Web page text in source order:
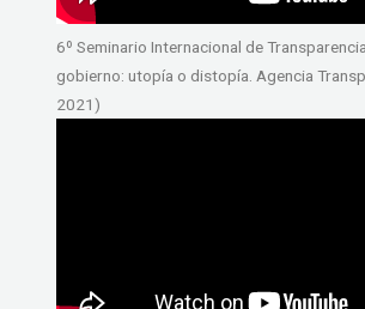
6º Seminario Internacional de
gobierno: utopía o distopía. Agencia
2021)